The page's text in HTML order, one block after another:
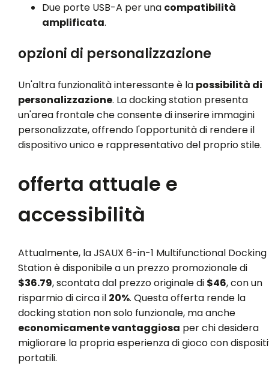
Due porte USB-A per una compatibilità
amplificata.
opzioni di personalizzazione
Un'altra funzionalità interessante è la possibilità di
personalizzazione. La docking station presenta
un'area frontale che consente di inserire immagini
personalizzate, offrendo l'opportunità di rendere il
dispositivo unico e rappresentativo del proprio stile.
offerta attuale e
accessibilità
Attualmente, la JSAUX 6-in-1 Multifunctional Docking
Station è disponibile a un prezzo promozionale di
$36.79, scontata dal prezzo originale di $46, con un
risparmio di circa il 20%. Questa offerta rende la
docking station non solo funzionale, ma anche
economicamente vantaggiosa per chi desidera
migliorare la propria esperienza di gioco con
portatili.